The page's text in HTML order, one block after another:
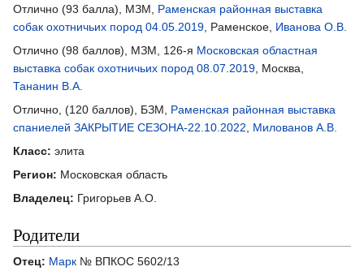
Отлично (93 балла), МЗМ, Раменская районная выставка
собак охотничьих пород 04.05.2019, Раменское, Иванова О.В.
Отлично (98 баллов), МЗМ, 126-я Московская областная
выставка собак охотничьих пород 08.07.2019, Москва,
Тананин В.А.
Отлично, (120 баллов), БЗМ, Раменская районная выставка
спаниелей ЗАКРЫТИЕ СЕЗОНА-22.10.2022, Милованов А.В.
Класс: элита
Регион: Московская область
Владелец: Григорьев А.О.
Родители
Отец: Марк № ВПКОС 5602/13